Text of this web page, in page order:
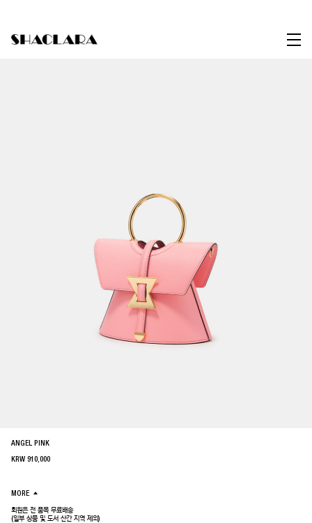
ANGEL PINK
KRW 910,000
MORE
회원은 전 품목 무료배송
(일부 상품 및 도서 산간 지역 제외)